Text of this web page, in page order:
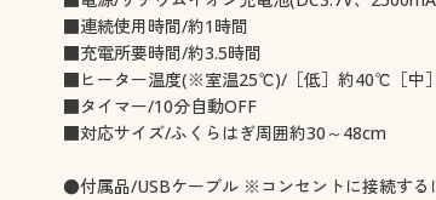
■連続使用時間/約1時間
■充電所要時間/約3.5時間
■ヒーター温度(※室温25℃)/［低］約40℃［中
■タイマー/10分自動OFF
■対応サイズ/ふくらはぎ周囲約30～48cm
●付属品/USBケーブル ※コンセントに接続する